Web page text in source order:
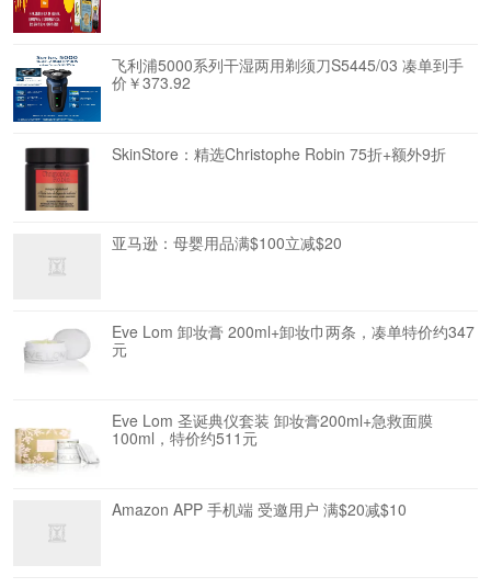
飞利浦5000系列干湿两用剃须刀S5445/03 凑单到手
价￥373.92
SkinStore：精选Christophe Robin 75折+额外9折
亚马逊：母婴用品满$100立减$20
Eve Lom 卸妆膏 200ml+卸妆巾两条，凑单特价约347
元
Eve Lom 圣诞典仪套装 卸妆膏200ml+急救面膜
100ml，特价约511元
Amazon APP 手机端 受邀用户 满$20减$10